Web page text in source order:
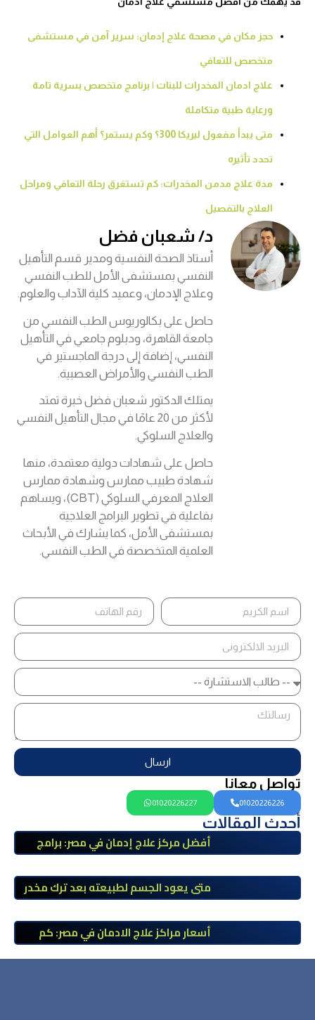
حجز مكان في مصحة علاج إدمان: سرير آمن في مستشفى
متخصص للتعافي
علاج ادمان المخدرات للبنات | برنامج متخصص بسرية تامة
ورعاية طبية متكاملة
متى يبدأ مفعول ليريكا 300؟ وكم يستمر؟ أهم العوامل التي
تحدد تأثيره
مدة علاج مدمن المخدرات: كم تستغرق رحلة التعافي ومراحل
العلاج بالتفصيل
د/ شعبان فضل
أستاذ الصحة النفسية ومدير قسم التأهيل
النفسي بمستشفى الأمل للطب النفسي
وعلاج الإدمان، وعميد كلية الآداب والعلوم.
حاصل على بكالوريوس الطب النفسي من
جامعة القاهرة، ودبلوم جامعي في التأهيل
النفسي، إضافة إلى درجة الماجستير في
الطب النفسي والأمراض العصبية.
يمتلك الدكتور شعبان فضل خبرة تمتد
لأكثر من 20 عامًا في مجال التأهيل النفسي
والعلاج السلوكي.
حاصل على شهادات دولية معتمدة، منها
شهادة طبيب ممارس وشهادة ممارس
العلاج المعرفي السلوكي (CBT)، ويساهم
بفاعلية في تطوير البرامج العلاجية
بمستشفى الأمل، كما يشارك في الأبحاث
العلمية المتخصصة في الطب النفسي.
ارسال
تواصل معانا
01020226226
01020226227
أحدث المقالات
أفضل مركز علاج إدمان في مصر: برامج
طبي
متى يعود الجسم لطبيعته بعد ترك مخدر
أسعار مراكز علاج الادمان في مصر: كم